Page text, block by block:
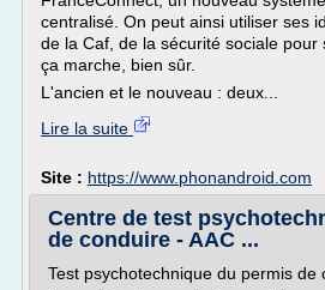
centralisé. On peut ainsi utiliser ses
de la Caf, de la sécurité sociale pour
ça marche, bien sûr.
L'ancien et le nouveau : deux...
Lire la suite
Site : https://www.phonandroid.com
Centre de test
de conduire - AAC ...
Test psychotechnique du permis de